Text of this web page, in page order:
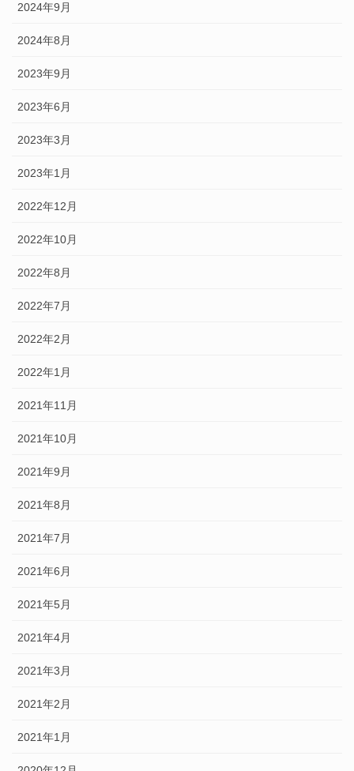
2024年9月
2024年8月
2023年9月
2023年6月
2023年3月
2023年1月
2022年12月
2022年10月
2022年8月
2022年7月
2022年2月
2022年1月
2021年11月
2021年10月
2021年9月
2021年8月
2021年7月
2021年6月
2021年5月
2021年4月
2021年3月
2021年2月
2021年1月